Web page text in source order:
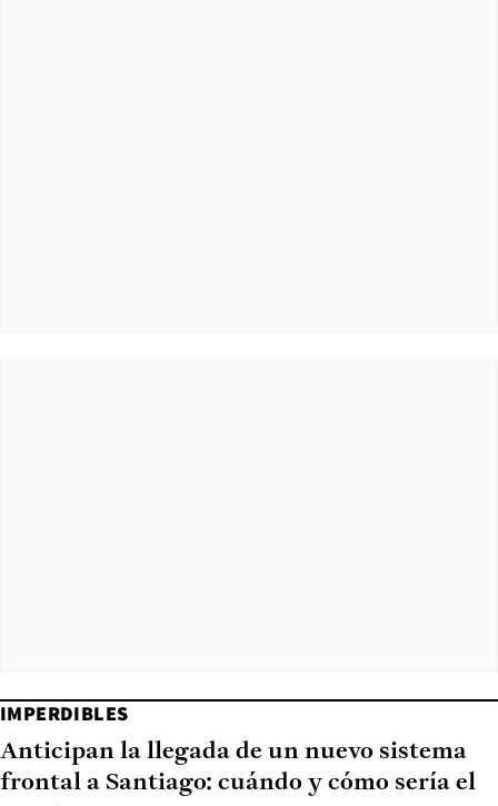
IMPERDIBLES
Anticipan la llegada de un nuevo sistema
frontal a Santiago: cuándo y cómo sería el